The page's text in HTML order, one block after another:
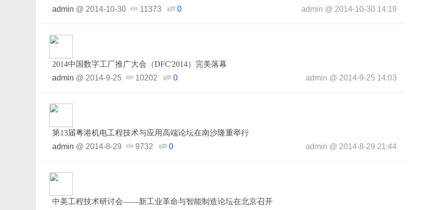
admin @ 2014-10-30 11373 0 admin @ 2014-10-30 14:19
2014中国数字工厂推广大会（DFC'2014）完美落幕
admin @ 2014-9-25 10202 0 admin @ 2014-9-25 14:03
第13届粤港机电工程技术与应用高端论坛在南沙隆重举行
admin @ 2014-8-29 9732 0 admin @ 2014-8-29 21:44
中美工程技术研讨会——新工业革命与智能制造论坛在北京召开